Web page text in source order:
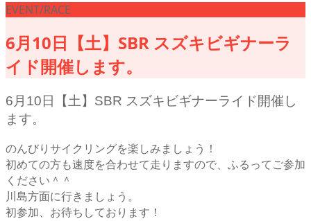
EVENT/RACE
6月10日【土】SBR スズキビギナーラ
イド開催します。
6月10日【土】SBR スズキビギナーライド開催し
ます。
のんびりサイクリングを楽しみましょう！
初めての方も速度を合わせて走りますので、ふるってご参加
ください＾＾
川島方面に行きましょう。
初参加、お待ちしております！